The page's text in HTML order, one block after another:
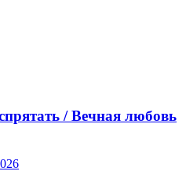
/ Вечная любовь